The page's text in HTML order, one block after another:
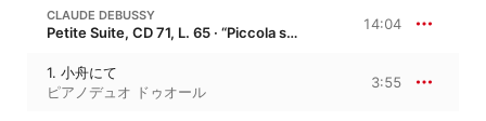
CLAUDE DEBUSSY
Petite Suite, CD 71, L. 65 · “Piccola suite” 14:04
1. 小舟にて
ピアノデュオ ドゥオール
3:55